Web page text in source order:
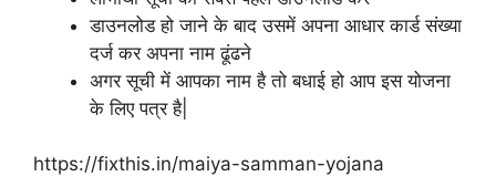
डाउनलोड हो जाने के बाद उसमें अपना आधार कार्ड संख्या
दर्ज कर अपना नाम ढूंढने
अगर सूची में आपका नाम है तो बधाई हो आप इस योजना
के लिए पत्र है|
https://fixthis.in/maiya-samman-yojana